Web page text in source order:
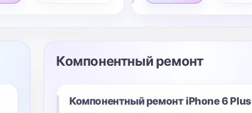
Компонентный ремонт
Компонентный ремонт iPhone 6 Plus